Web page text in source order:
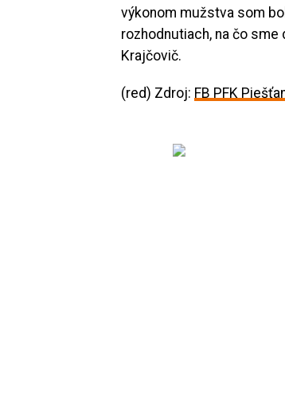
výkonom mužstva som
rozhodnutiach, na čo
Krajčovič.
(red) Zdroj: FB PFK